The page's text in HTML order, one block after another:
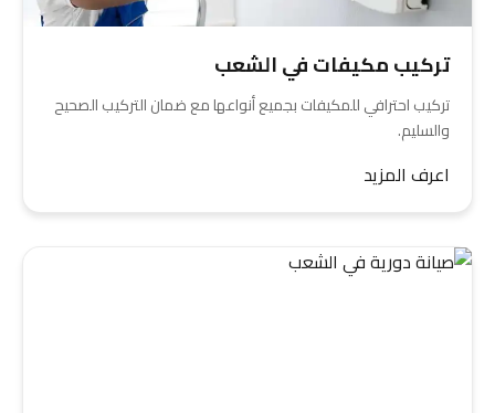
تركيب مكيفات في الشعب
تركيب احترافي للمكيفات بجميع أنواعها مع ضمان التركيب الصحيح
والسليم.
اعرف المزيد